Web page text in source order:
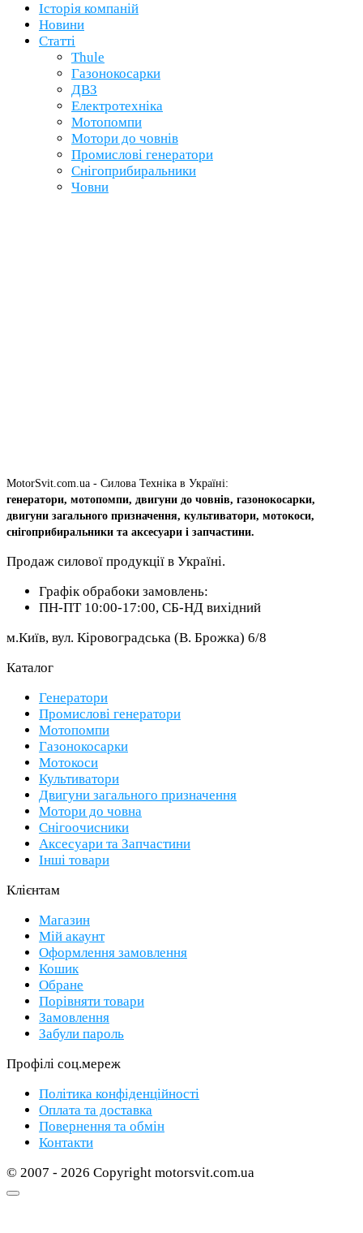
Історія компаній
Новини
Статті
Thule
Газонокосарки
ДВЗ
Електротехніка
Мотопомпи
Мотори до човнів
Промислові генератори
Снігоприбиральники
Човни
MotorSvit.com.ua - Силова Техніка в Україні:
генератори, мотопомпи, двигуни до човнів, газонокосарки,
двигуни загального призначення, культиватори, мотокоси,
снігоприбиральники та аксесуари і запчастини.
Продаж силової продукції в Україні.
Графік обрабоки замовлень:
ПН-ПТ 10:00-17:00, СБ-НД вихідний
м.Київ, вул. Кіровоградська (В. Брожка) 6/8
Каталог
Генератори
Промислові генератори
Мотопомпи
Газонокосарки
Мотокоси
Культиватори
Двигуни загального призначення
Мотори до човна
Снігоочисники
Аксесуари та Запчастини
Інші товари
Клієнтам
Магазин
Мій акаунт
Оформлення замовлення
Кошик
Обране
Порівняти товари
Замовлення
Забули пароль
Профілі соц.мереж
Політика конфіденційності
Оплата та доставка
Повернення та обмін
Контакти
© 2007 - 2026 Copyright motorsvit.com.ua